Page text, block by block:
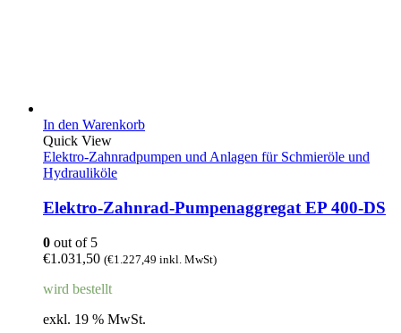
In den Warenkorb
Quick View
Elektro-Zahnradpumpen und Anlagen für Schmieröle und
Hydrauliköle
Elektro-Zahnrad-Pumpenaggregat EP 400-DS
0 out of 5
€1.031,50 (€1.227,49 inkl. MwSt)
wird bestellt
exkl. 19 % MwSt.